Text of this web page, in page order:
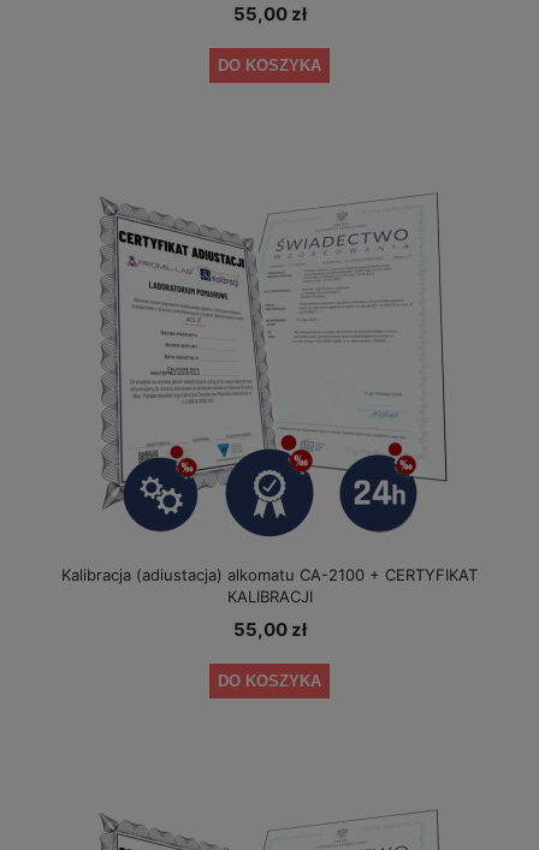
55,00 zł
DO KOSZYKA
Kalibracja (adiustacja) alkomatu CA-2100 + CERTYFIKAT
KALIBRACJI
55,00 zł
DO KOSZYKA